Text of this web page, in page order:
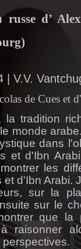
d’
| V.V.
de Cues et
la tradition
monde
dans
et d'Ibn Arabi
les
et d'Ibn Arabi.
sur la
sur le
que la
à raisonner